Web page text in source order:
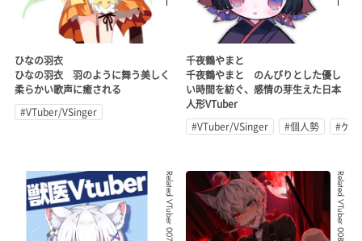
ひなの羽衣
ひなの羽衣 羽のように舞う美しく
柔らかい歌声に癒される
#VTuber/VSinger
千夜鶴やまと
千夜鶴やまと のんびりとした優し
い時間を紡ぐ、感情の芽生えた日本
人形VTuber
#VTuber/VSinger
#個人勢 #ゲ
Related VTuber 007 Related VTuber 008